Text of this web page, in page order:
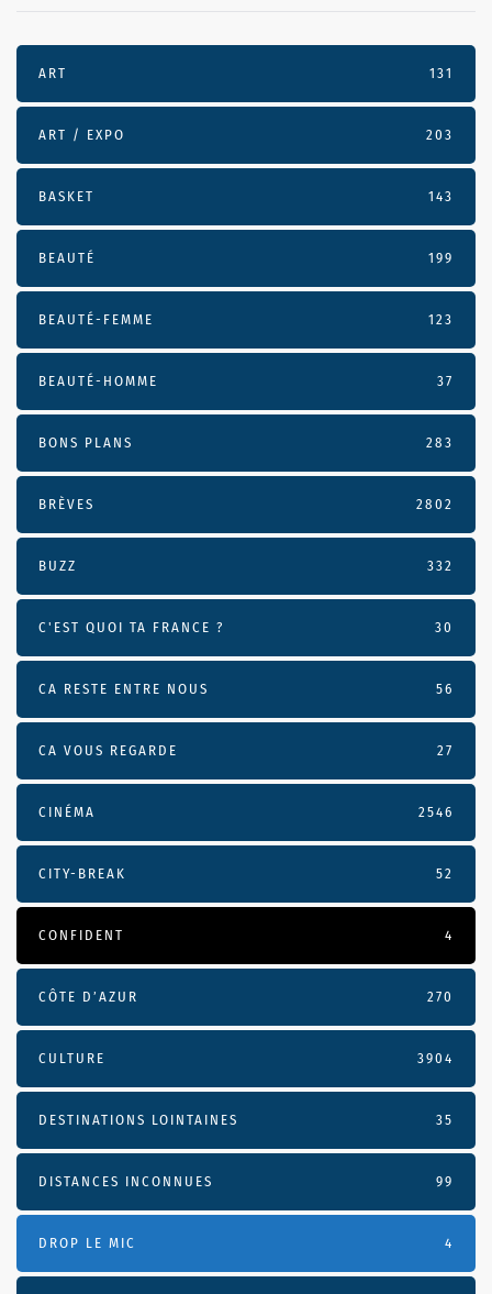
ART 131
ART / EXPO 203
BASKET 143
BEAUTÉ 199
BEAUTÉ-FEMME 123
BEAUTÉ-HOMME 37
BONS PLANS 283
BRÈVES 2802
BUZZ 332
C'EST QUOI TA FRANCE ? 30
CA RESTE ENTRE NOUS 56
CA VOUS REGARDE 27
CINÉMA 2546
CITY-BREAK 52
CONFIDENT 4
CÔTE D’AZUR 270
CULTURE 3904
DESTINATIONS LOINTAINES 35
DISTANCES INCONNUES 99
DROP LE MIC 4